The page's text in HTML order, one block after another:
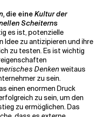
, die eine Kultur der
Scheiterns
es ist, potenzielle
Idee zu antizipieren und ihre
zu testen. Es ist wichtig
Denken weitaus
zu sein.
einen enormen Druck
zu sein, um den
zu ermöglichen. Das